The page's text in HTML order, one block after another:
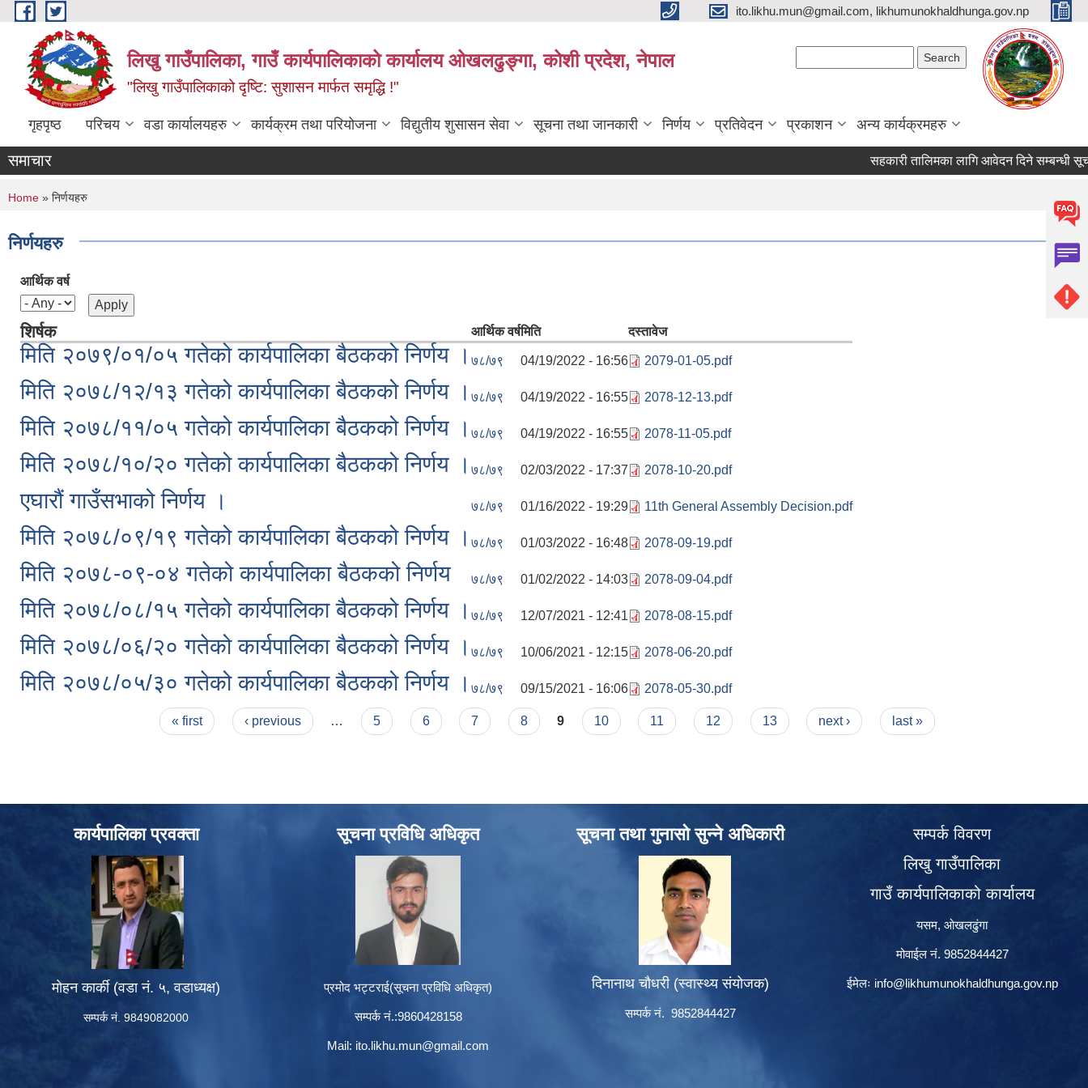
Skip to main content ito.likhu.mun@gmail.com, likhumunokhaldhunga.gov.np
लिखु गाउँपालिका, गाउँ कार्यपालिकाको कार्यालय ओखलढुङ्गा, कोशी प्रदेश, नेपाल
"लिखु गाउँपालिकाको दृष्टि: सुशासन मार्फत समृद्धि !"
गृहपृष्ठ परिचय वडा कार्यालयहरु कार्यक्रम तथा परियोजना विद्युतीय शुसासन सेवा सूचना तथा जानकारी निर्णय प्रतिवेदन प्रकाशन अन्य कार्यक्रमहरु
समाचार सहकारी तालिमका लागि आवेदन दिने सम्बन्धी सूचना
You are here
Home » निर्णयहरु
निर्णयहरु
आर्थिक वर्ष
शिर्षक आर्थिक वर्षमिति दस्तावेज
मिति २०७९/०१/०५ गतेको कार्यपालिका बैठकको निर्णय । ७८/७९ 04/19/2022 - 16:56 2079-01-05.pdf
मिति २०७८/१२/१३ गतेको कार्यपालिका बैठकको निर्णय । ७८/७९ 04/19/2022 - 16:55 2078-12-13.pdf
मिति २०७८/११/०५ गतेको कार्यपालिका बैठकको निर्णय । ७८/७९ 04/19/2022 - 16:55 2078-11-05.pdf
मिति २०७८/१०/२० गतेको कार्यपालिका बैठकको निर्णय । ७८/७९ 02/03/2022 - 17:37 2078-10-20.pdf
एघारौं गाउँसभाको निर्णय । ७८/७९ 01/16/2022 - 19:29 11th General Assembly Decision.pdf
मिति २०७८/०९/१९ गतेको कार्यपालिका बैठकको निर्णय । ७८/७९ 01/03/2022 - 16:48 2078-09-19.pdf
मिति २०७८-०९-०४ गतेको कार्यपालिका बैठकको निर्णय ७८/७९ 01/02/2022 - 14:03 2078-09-04.pdf
मिति २०७८/०८/१५ गतेको कार्यपालिका बैठकको निर्णय । ७८/७९ 12/07/2021 - 12:41 2078-08-15.pdf
मिति २०७८/०६/२० गतेको कार्यपालिका बैठकको निर्णय । ७८/७९ 10/06/2021 - 12:15 2078-06-20.pdf
मिति २०७८/०५/३० गतेको कार्यपालिका बैठकको निर्णय । ७८/७९ 09/15/2021 - 16:06 2078-05-30.pdf
« first ‹ previous … 5 6 7 8 9 10 11 12 13 next › last »
कार्यपालिका प्रवक्ता
मोहन कार्की (वडा नं. ५, वडाध्यक्ष)
सम्पर्क नं. 9849082000
सूचना प्रविधि अधिकृत
प्रमोद भट्टराई(सूचना प्रविधि अधिकृत)
सम्पर्क नं.:9860428158
Mail: ito.likhu.mun@gmail.com
सूचना तथा गुनासो सुन्ने अधिकारी
दिनानाथ चौधरी (स्वास्थ्य संयोजक)
सम्पर्क नं. 9852844427
सम्पर्क विवरण
लिखु गाउँपालिका
गाउँ कार्यपालिकाको कार्यालय
यसम, ओखलढुंगा
मोवाईल नं. 9852844427
ईमेलः info@likhumunokhaldhunga.gov.np